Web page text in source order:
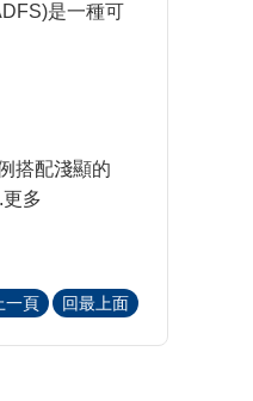
是一種可
搭配淺顯的
多
一頁 回最上面